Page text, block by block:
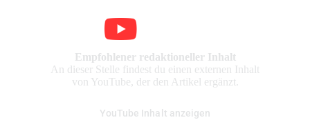
Empfohlener redaktioneller Inhalt
An dieser Stelle findest du einen externen Inhalt
von YouTube, der den Artikel ergänzt.
YouTube Inhalt anzeigen